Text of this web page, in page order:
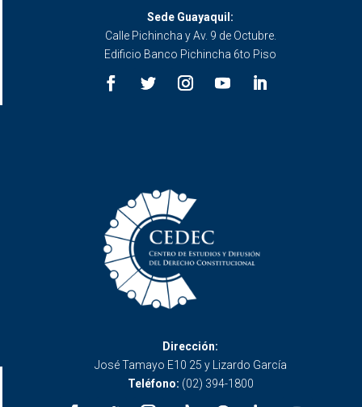
Sede Guayaquil:
Calle Pichincha y Av. 9 de Octubre.
Edificio Banco Pichincha 6to Piso
Dirección:
José Tamayo E10 25 y Lizardo García
Teléfono: (02) 394-1800